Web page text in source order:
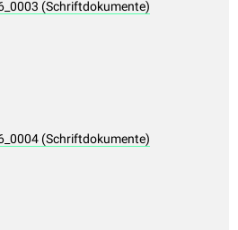
(Schriftdokumente)
(Schriftdokumente)